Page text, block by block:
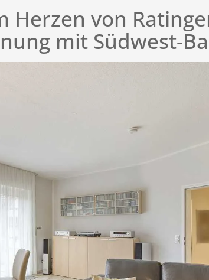
von
mit Südwest-